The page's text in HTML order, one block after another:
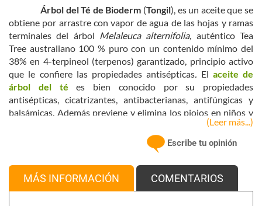
Árbol del Té de Bioderm (Tongil), es un aceite que se
obtiene por arrastre con vapor de agua de las hojas y ramas
terminales del árbol Melaleuca alternifolia, auténtico Tea
Tree australiano 100 % puro con un contenido mínimo del
38% en 4-terpineol (terpenos) garantizado, principio activo
que le confiere las propiedades antisépticas. El aceite de
árbol del té es bien conocido por su propiedades
antisépticas, cicatrizantes, antibacterianas, antifúngicas y
balsámicas. Además previene y elimina los piojos en niños y
Principales usos del aceite de arbol del té:
Loción natural anti-piojos: es un remedio natural muy
efectivo tanto para evitarlos como para eliminarlos en
(Leer más...)
Escribe tu opinión
MÁS INFORMACIÓN COMENTARIOS